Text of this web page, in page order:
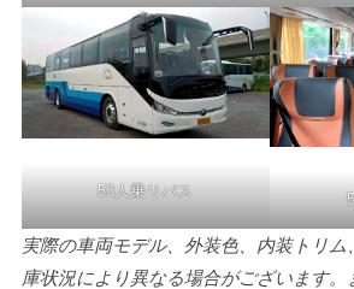
50人乗りバス
実際の車両モデル、外装色、内装トリ
庫状況により異なる場合がございます。